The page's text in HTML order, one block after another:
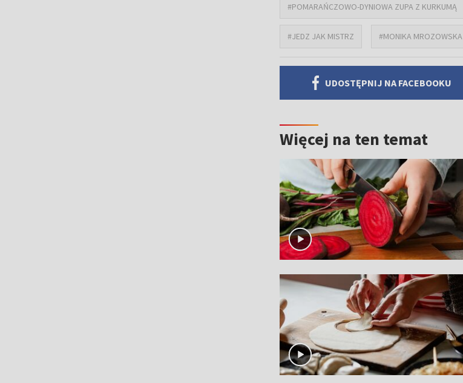
#POMARAŃCZOWO-DYNIOWA ZUPA Z KURKUMĄ
#JEDZ JAK MISTRZ #MONIKA MROZOWSKA
UDOSTĘPNIJ NA FACEBOOKU
Więcej na ten temat